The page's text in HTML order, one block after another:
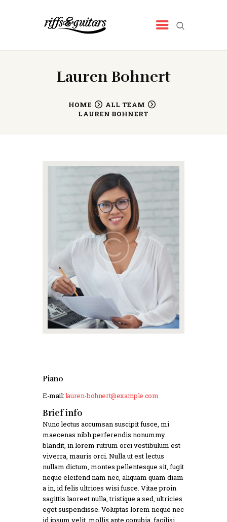
Lauren Bohnert
HOME
ALL TEAM
LAUREN BOHNERT
RIFFS&GUITARS
INICIO
NUESTROS PRODUCTOS
Piano
E-mail:lauren-bohnert@example.com
Brief info
Nunc lectus accumsan suscipit fusce, mi
maecenas nibh perferendis nonummy
blandit, in lorem rutrum orci vestibulum est
viverra, mauris orci. Nulla ut est lectus
nullam dictum, montes pellentesque sit, fugit
neque eleifend nam nec, aliquam quam diam
a in, id felis ultrices wisi fusce. Vitae proin
sagittis laoreet nulla, tristique a sed, ultricies
eget suspendisse. Voluptas lorem neque nec
id ipsum velit, mollis ante conubia, facilisi